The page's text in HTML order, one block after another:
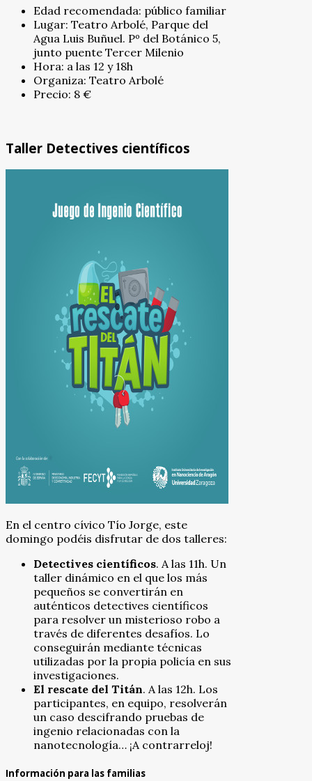
Edad recomendada: público familiar
Lugar: Teatro Arbolé, Parque del
Agua Luis Buñuel. Pº del Botánico 5,
junto puente Tercer Milenio
Hora: a las 12 y 18h
Organiza: Teatro Arbolé
Precio: 8 €
Taller Detectives científicos
En el centro cívico Tío Jorge, este
domingo podéis disfrutar de dos talleres:
Detectives científicos. A las 11h. Un
taller dinámico en el que los más
pequeños se convertirán en
auténticos detectives científicos
para resolver un misterioso robo a
través de diferentes desafíos. Lo
conseguirán mediante técnicas
utilizadas por la propia policía en sus
investigaciones.
El rescate del Titán. A las 12h. Los
participantes, en equipo, resolverán
un caso descifrando pruebas de
ingenio relacionadas con la
nanotecnología… ¡A contrarreloj!
Información para las familias